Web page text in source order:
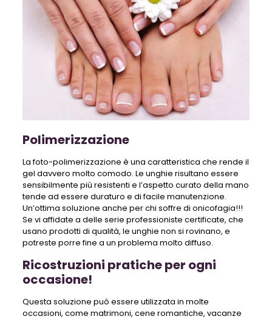
Polimerizzazione
La foto-polimerizzazione è una caratteristica che rende il
gel davvero molto comodo. Le unghie risultano essere
sensibilmente più resistenti e l’aspetto curato della mano
tende ad essere duraturo e di facile manutenzione.
Un’ottima soluzione anche per chi soffre di onicofagia!!!
Se vi affidate a delle serie professioniste certificate, che
usano prodotti di qualità, le unghie non si rovinano, e
potreste porre fine a un problema molto diffuso.
Ricostruzioni pratiche per ogni
occasione!
Questa soluzione può essere utilizzata in molte
occasioni, come matrimoni, cene romantiche, vacanze